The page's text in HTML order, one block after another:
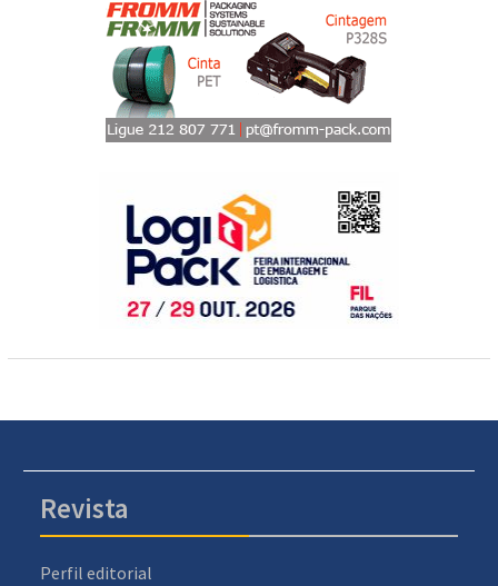
Revista
Perfil editorial